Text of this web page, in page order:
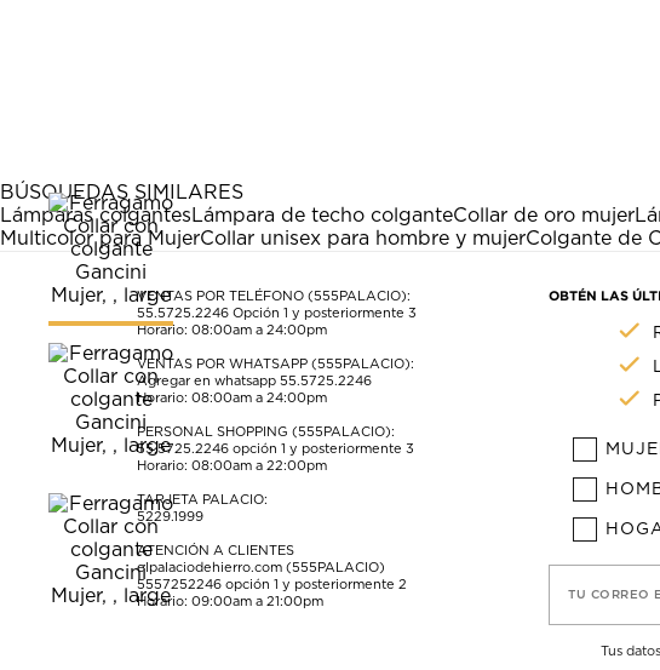
BÚSQUEDAS SIMILARES
Lámparas colgantes Lámpara de techo colganteCollar de oro mujer
Multicolor para MujerCollar unisex para hombre y mujerColgante de
VENTAS POR TELÉFONO (555PALACIO):
55.5725.2246 Opción 1 y posteriormente 3
Horario: 08:00am a 24:00pm
VENTAS POR WHATSAPP (555PALACIO):
Agregar en whatsapp 55.5725.2246
Horario: 08:00am a 24:00pm
PERSONAL SHOPPING (555PALACIO):
55.5725.2246 opción 1 y posteriormente 3
Horario: 08:00am a 22:00pm
TARJETA PALACIO:
5229.1999
ATENCIÓN A CLIENTES
elpalaciodehierro.com (555PALACIO)
5557252246 opción 1 y posteriormente 2
Horario: 09:00am a 21:00pm
OBTÉN LAS
TU CORREO
Tus